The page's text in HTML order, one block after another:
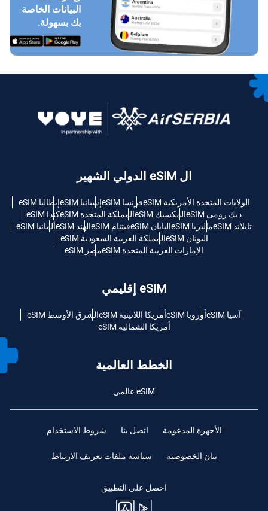
البيانات الخاصة
بك بسهولة.
ال eSIM الدولي الشهير
الولايات المتحدة الأمريكية eSIM فرنسا eSIM إسبانيا eSIM
إيطاليا eSIM
ديك رومى eSIM
المكسيك eSIM المملكة المتحدة eSIM
كندا eSIM
تايلاند eSIM
ماليزيا eSIM اليابان eSIM فيتنام eSIM الهند eSIM
ألمانيا eSIM
اليونان eSIM
المملكة العربية السعودية eSIM
الإمارات العربية المتحدة eSIM
مصر eSIM
eSIM إقليمي
آسيا eSIM أوروبا eSIM أمريكا اللاتينية eSIM
الشرق الأوسط eSIM
أمريكا الشمالية eSIM
الخطط العالمية
eSIM عالمي
الأجهزة المدعومة اتصل بنا شروط الاستخدام
بيان الخصوصية سياسة ملفات تعريف الارتباط
احصل على التطبيق